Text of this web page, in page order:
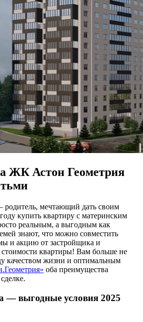
ЖК Астон Геометрия
родитель, мечтающий дать своим
купить квартиру с материнским
реальным, а выгодным как
знают, что можно совместить
и акцию от застройщика и
стоимости квартиры! Вам больше не
качеством жизни и оптимальным
оба преимущества
— выгодные условия 2025